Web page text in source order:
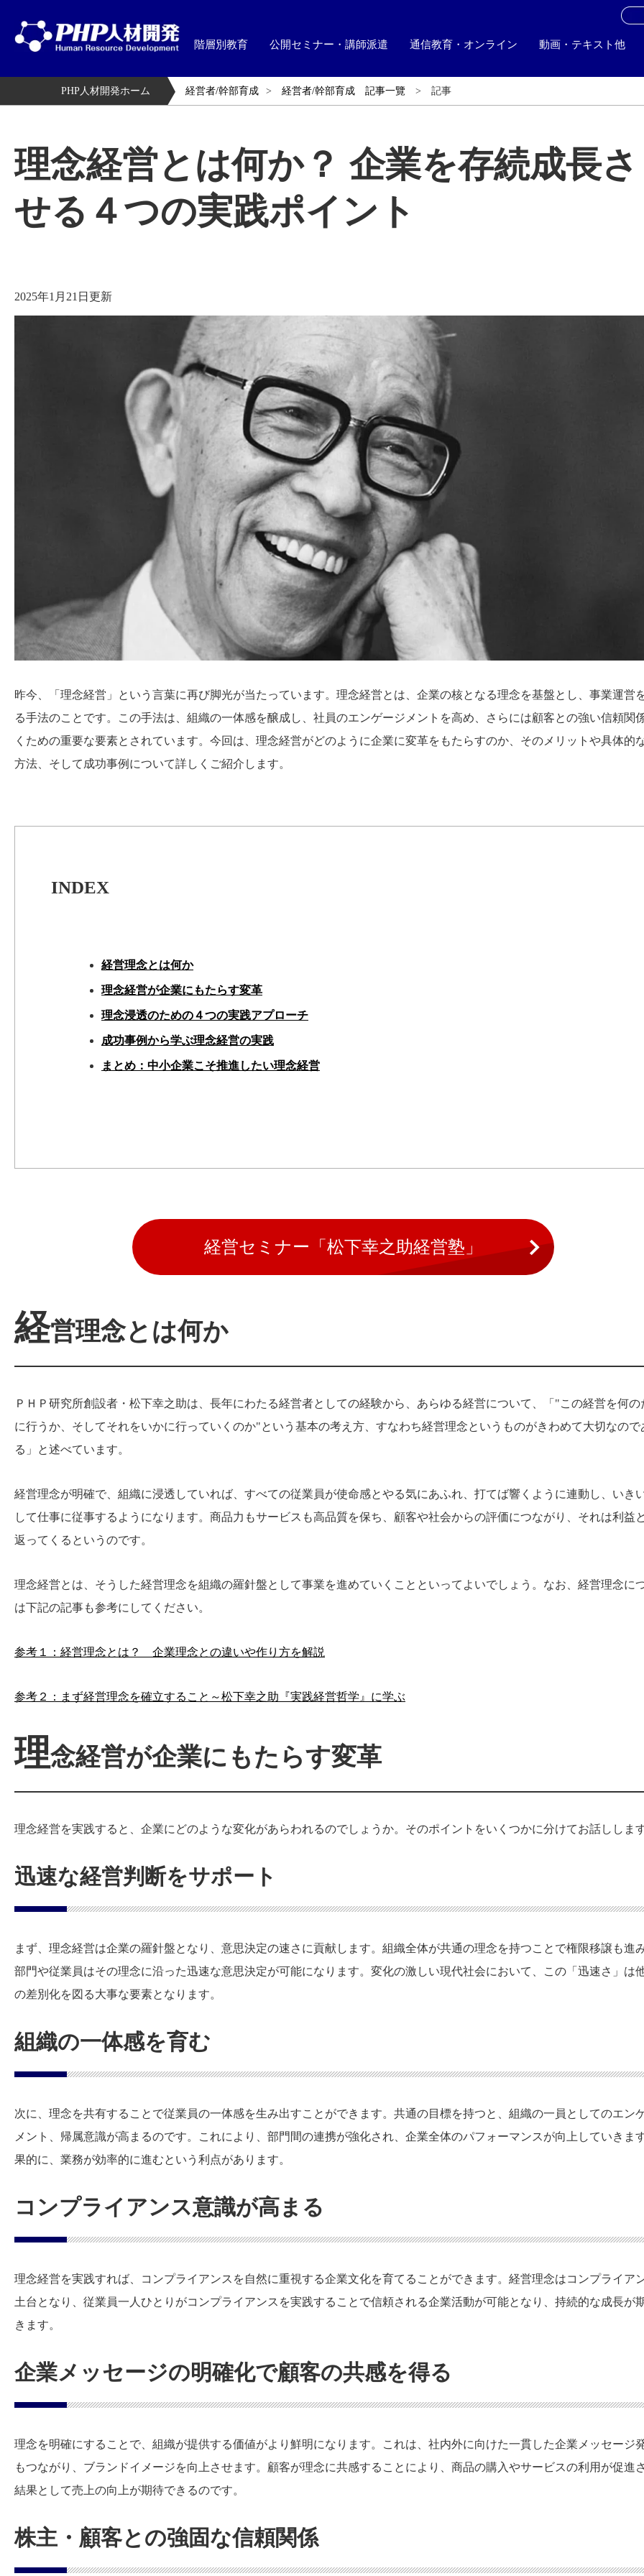
階層別教育 公開セミナー・講師派遣 通信教育・オンライン 動画・テキスト他
PHP人材開発ホーム 経営者/幹部育成 経営者/幹部育成 記事一覽 記事
理念経営とは何か？ 企業を存続成長さ
せる４つの実践ポイント
2025年1月21日更新
昨今、「理念経営」という言葉に再び脚光が当たっています。理念経営とは、企業の核となる理念を基盤とし、事業運営
る手法のことです。この手法は、組織の一体感を醸成し、社員のエンゲージメントを高め、さらには顧客との強い信頼関
くための重要な要素とされています。今回は、理念経営がどのように企業に変革をもたらすのか、そのメリットや具体的
方法、そして成功事例について詳しくご紹介します。
INDEX
経営理念とは何か
理念経営が企業にもたらす変革
理念浸透のための４つの実践アプローチ
成功事例から学ぶ理念経営の実践
まとめ：中小企業こそ推進したい理念経営
経営セミナー「松下幸之助経営塾」
経営理念とは何か
ＰＨＰ研究所創設者・松下幸之助は、長年にわたる経営者としての経験から、あらゆる経営について、「"この経営を何の
に行うか、そしてそれをいかに行っていくのか"という基本の考え方、すなわち経営理念というものがきわめて大切なので
る」と述べています。
経営理念が明確で、組織に浸透していれば、すべての従業員が使命感とやる気にあふれ、打てば響くように連動し、いき
して仕事に従事するようになります。商品力もサービスも高品質を保ち、顧客や社会からの評価につながり、それは利益
返ってくるというのです。
理念経営とは、そうした経営理念を組織の羅針盤として事業を進めていくことといってよいでしょう。なお、経営理念に
は下記の記事も参考にしてください。
参考１：経営理念とは？ 企業理念との違いや作り方を解説
参考２：まず経営理念を確立すること～松下幸之助『実践経営哲学』に学ぶ
理念経営が企業にもたらす変革
理念経営を実践すると、企業にどのような変化があらわれるのでしょうか。そのポイントをいくつかに分けてお話ししま
迅速な経営判断をサポート
まず、理念経営は企業の羅針盤となり、意思決定の速さに貢献します。組織全体が共通の理念を持つことで権限移譲も進
部門や従業員はその理念に沿った迅速な意思決定が可能になります。変化の激しい現代社会において、この「迅速さ」は
の差別化を図る大事な要素となります。
組織の一体感を育む
次に、理念を共有することで従業員の一体感を生み出すことができます。共通の目標を持つと、組織の一員としてのエン
メント、帰属意識が高まるのです。これにより、部門間の連携が強化され、企業全体のパフォーマンスが向上していきま
果的に、業務が効率的に進むという利点があります。
コンプライアンス意識が高まる
理念経営を実践すれば、コンプライアンスを自然に重視する企業文化を育てることができます。経営理念はコンプライア
土台となり、従業員一人ひとりがコンプライアンスを実践することで信頼される企業活動が可能となり、持続的な成長が
きます。
企業メッセージの明確化で顧客の共感を得る
理念を明確にすることで、組織が提供する価値がより鮮明になります。これは、社内外に向けた一貫した企業メッセージ
もつながり、ブランドイメージを向上させます。顧客が理念に共感することにより、商品の購入やサービスの利用が促進
結果として売上の向上が期待できるのです。
株主・顧客との強固な信頼関係